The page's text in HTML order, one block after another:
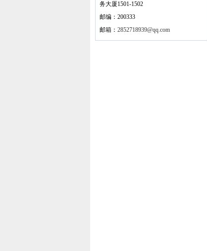
务大厦1501-1502
邮编：200333
邮箱： 2852718939@qq.com